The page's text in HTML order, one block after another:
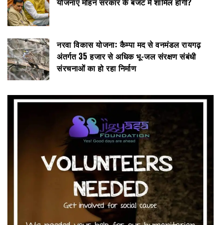
नरवा विकास योजना: कैम्पा मद से वनमंडल रायगढ़
अंतर्गत 35 हजार से अधिक भू-जल संरक्षण संबंधी
संरचनाओं का हो रहा निर्माण